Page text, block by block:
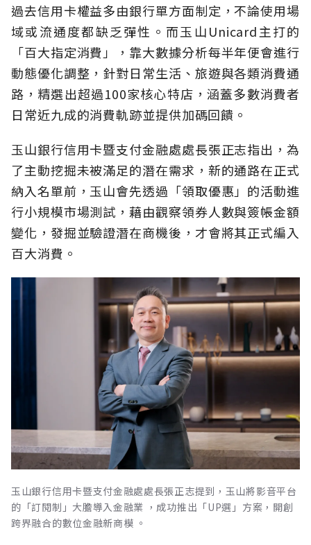
過去信用卡權益多由銀行單方面制定，不論使用場
域或流通度都缺乏彈性。而玉山Unicard主打的
「百大指定消費」，靠大數據分析每半年便會進行
動態優化調整，針對日常生活、旅遊與各類消費通
路，精選出超過100家核心特店，涵蓋多數消費者
日常近九成的消費軌跡並提供加碼回饋。
玉山銀行信用卡暨支付金融處處長張正志指出，為
了主動挖掘未被滿足的潛在需求，新的通路在正式
納入名單前，玉山會先透過「領取優惠」的活動進
行小規模市場測試，藉由觀察領券人數與簽帳金額
變化，發掘並驗證潛在商機後，才會將其正式編入
百大消費。
玉山銀行信用卡暨支付金融處處長張正志提到，玉山將影音平台
的「訂閱制」大膽導入金融業 ，成功推出「UP選」方案，開創
跨界融合的數位金融新商模 。